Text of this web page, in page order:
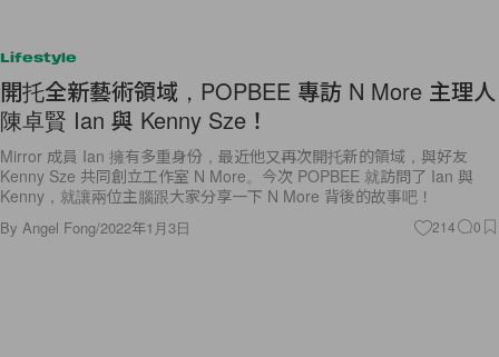
Lifestyle
開托全新藝術領域，POPBEE 專訪 N More 主理人
陳卓賢 Ian 與 Kenny Sze！
Mirror 成員 Ian 擁有多重身份，最近他又再次開托新的領域，與好友
Kenny Sze 共同創立工作室 N More。今次 POPBEE 就訪問了 Ian 與
Kenny，就讓兩位主腦跟大家分享一下 N More 背後的故事吧！
By Angel Fong/2022年1月3日 214 0